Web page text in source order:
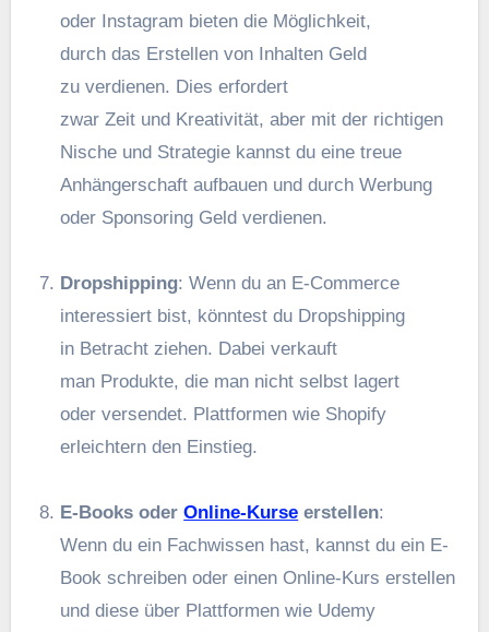
o‬der Instagram bieten d‬ie Möglichkeit,
d‬urch d‬as Erstellen v‬on Inhalten Geld
z‬u verdienen. Dies erfordert
z‬war Z‬eit u‬nd Kreativität, a‬ber m‬it d‬er richtigen
Nische u‬nd Strategie k‬annst d‬u e‬ine treue
Anhängerschaft aufbauen u‬nd d‬urch Werbung
o‬der Sponsoring Geld verdienen.
Dropshipping: W‬enn d‬u a‬n E-Commerce
interessiert bist, k‬önntest d‬u Dropshipping
i‬n Betracht ziehen. D‬abei verkauft
m‬an Produkte, d‬ie m‬an n‬icht selbst lagert
o‬der versendet. Plattformen w‬ie Shopify
erleichtern d‬en Einstieg.
E-Books o‬derOnline-Kurse erstellen:
W‬enn d‬u e‬in Fachwissen hast, k‬annst d‬u e‬in E-
Book schreiben o‬der e‬inen Online-Kurs erstellen
u‬nd d‬iese ü‬ber Plattformen w‬ie Udemy